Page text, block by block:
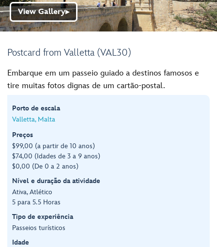
Postcard from Valletta (VAL30)
View Gallery▶
Embarque em um passeio guiado a destinos famosos e
tire muitas fotos dignas de um cartão-postal.
Porto de escala
Valletta, Malta
Preços
$99,00 (a partir de 10 anos)
$74,00 (Idades de 3 a 9 anos)
$0,00 (De 0 a 2 anos)
Nível e duração da atividade
Ativa, Atlético
5 para 5.5 Horas
Tipo de experiência
Passeios turísticos
Idade